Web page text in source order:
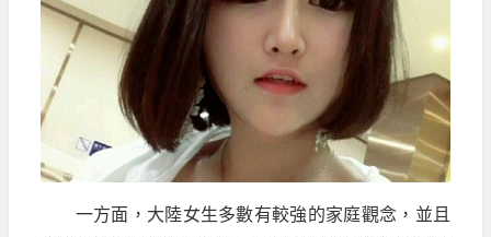
一方面，大陸女生多數有較強的家庭觀念，並且